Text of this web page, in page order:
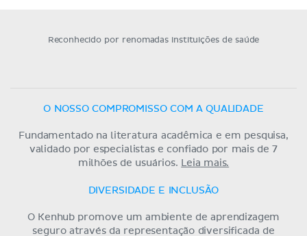
Reconhecido por renomadas instituições de saúde
O NOSSO COMPROMISSO COM A QUALIDADE
Fundamentado na literatura acadêmica e em pesquisa,
validado por especialistas e confiado por mais de 7
milhões de usuários.
Leia mais.
DIVERSIDADE E INCLUSÃO
O Kenhub promove um ambiente de aprendizagem
seguro através da representação diversificada de